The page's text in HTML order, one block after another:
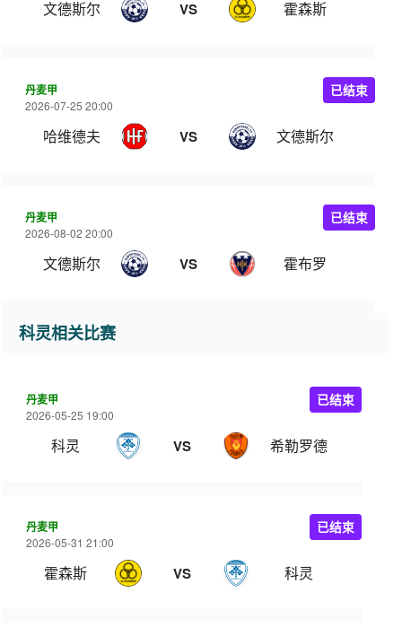
文德斯尔 VS 霍森斯
丹麦甲
2026-07-25 20:00
哈维德夫 VS 文德斯尔
已结束
丹麦甲
2026-08-02 20:00
文德斯尔 VS 霍布罗
已结束
科灵相关比赛
丹麦甲
2026-05-25 19:00
科灵 VS 希勒罗德
已结束
丹麦甲
2026-05-31 21:00
霍森斯 VS 科灵
已结束